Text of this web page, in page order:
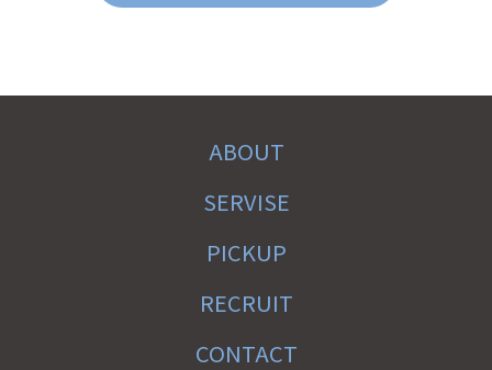
ABOUT
SERVISE
PICKUP
RECRUIT
CONTACT